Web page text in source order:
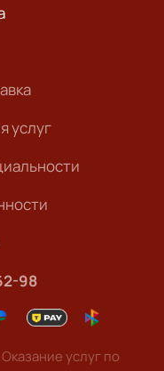
услуг
98
услуг по